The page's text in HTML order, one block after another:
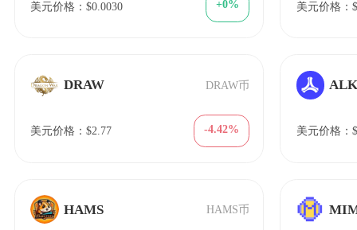
美元价格：$0.0030 +0%
DRAW DRAW币
美元价格：$2.77 -4.42%
HAMS HAMS币
美元价格：
美元价格：